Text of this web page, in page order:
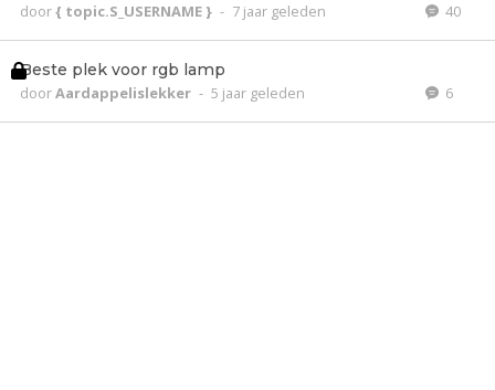
door{ topic.S_USERNAME } - 7 jaar geleden 40
Beste plek voor rgb lamp
doorAardappelislekker - 5 jaar geleden 6